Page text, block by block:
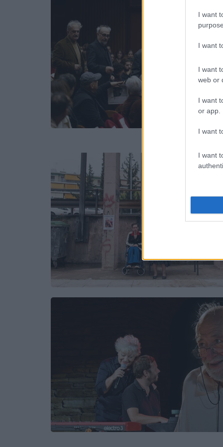
I want
I want
I want
web or
I want
or app.
I want
I want